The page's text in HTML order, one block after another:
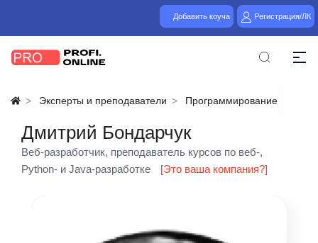
Добавить коуча Регистрация/ЛК
Эксперты и преподаватели Программирование
Дмитрий Бондарчук
Веб-разработчик, преподаватель курсов по веб-,
Python- и Java-разработке
[Это ваша компания?]